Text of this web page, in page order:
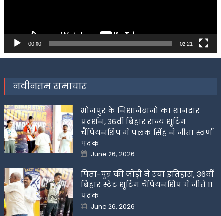
00:00 02:21
नवीनतम समाचार
भोजपुर के निशानेबाजों का शानदार
प्रदर्शन, 36वीं बिहार राज्य शूटिंग
चैंपियनशिप में पलक सिंह ने जीता स्वर्ण
पदक
Posted
on
June 26, 2026
पिता-पुत्र की जोड़ी ने रचा इतिहास, 36वीं
बिहार स्टेट शूटिंग चैंपियनशिप में जीते 11
पदक
Posted
on
June 26, 2026